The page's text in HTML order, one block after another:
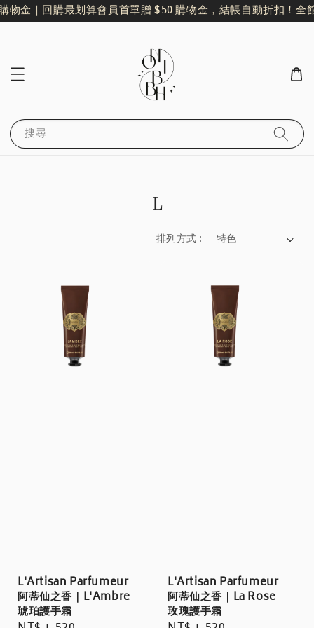
金｜回購最划算會員首單贈 $50 購物金，結帳自動折扣！ 全館
搜尋
L
排列方式 :
L'Artisan Parfumeur
阿蒂仙之香｜L'Ambre
琥珀護手霜
L'Artisan Parfumeur
阿蒂仙之香｜La Rose
玫瑰護手霜